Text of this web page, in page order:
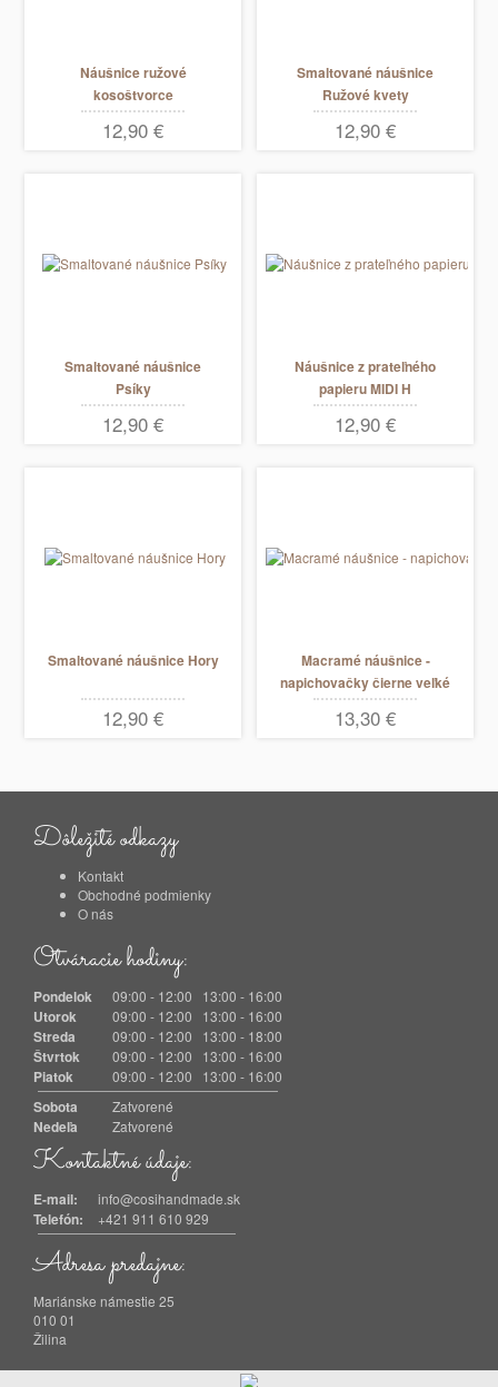
Náušnice ružové
kosoštvorce
12,90 €
Smaltované náušnice
Ružové kvety
12,90 €
Smaltované náušnice
Psíky
12,90 €
Náušnice z prateľného
papieru MIDI H
12,90 €
Smaltované náušnice Hory
12,90 €
Macramé náušnice -
napichovačky čierne veľké
13,30 €
Dôležité odkazy
Kontakt
Obchodné podmienky
O nás
Otváracie hodiny:
Pondelok 09:00 - 12:00 13:00 - 16:00
Utorok 09:00 - 12:00 13:00 - 16:00
Streda 09:00 - 12:00 13:00 - 18:00
Štvrtok 09:00 - 12:00 13:00 - 16:00
Piatok 09:00 - 12:00 13:00 - 16:00
Sobota Zatvorené
Nedeľa Zatvorené
Kontaktné údaje:
E-mail: info@cosihandmade.sk
Telefón: +421 911 610 929
Adresa predajne:
Mariánske námestie 25
010 01
Žilina